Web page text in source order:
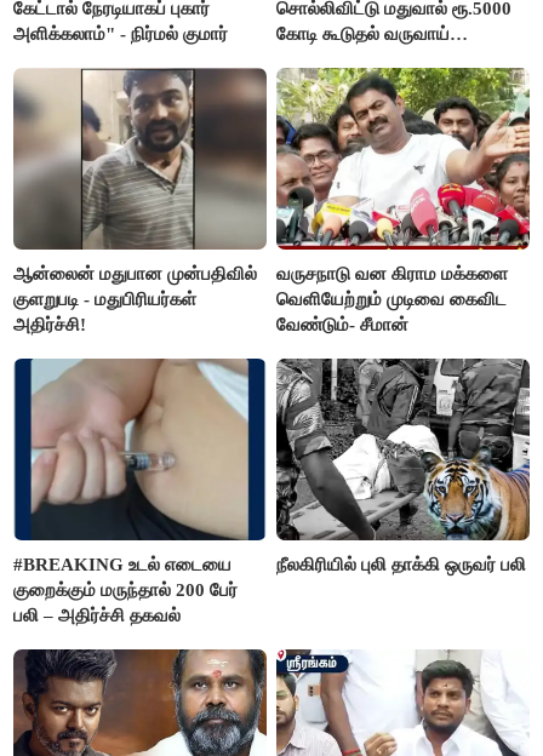
கேட்டால் நேரடியாகப் புகார்
அளிக்கலாம்" - நிர்மல் குமார்
சொல்லிவிட்டு மதுவால் ரூ.5000
கோடி கூடுதல் வருவாய்
மார்க்கண்டேயன்
ஆன்லைன் மதுபான முன்பதிவில்
குளறுபடி - மதுபிரியர்கள்
அதிர்ச்சி!
வருசநாடு வன கிராம மக்களை
வெளியேற்றும் முடிவை கைவிட
வேண்டும்- சீமான்
#BREAKING உடல் எடையை
குறைக்கும் மருந்தால் 200 பேர்
பலி – அதிர்ச்சி தகவல்
நீலகிரியில் புலி தாக்கி ஒருவர் பலி